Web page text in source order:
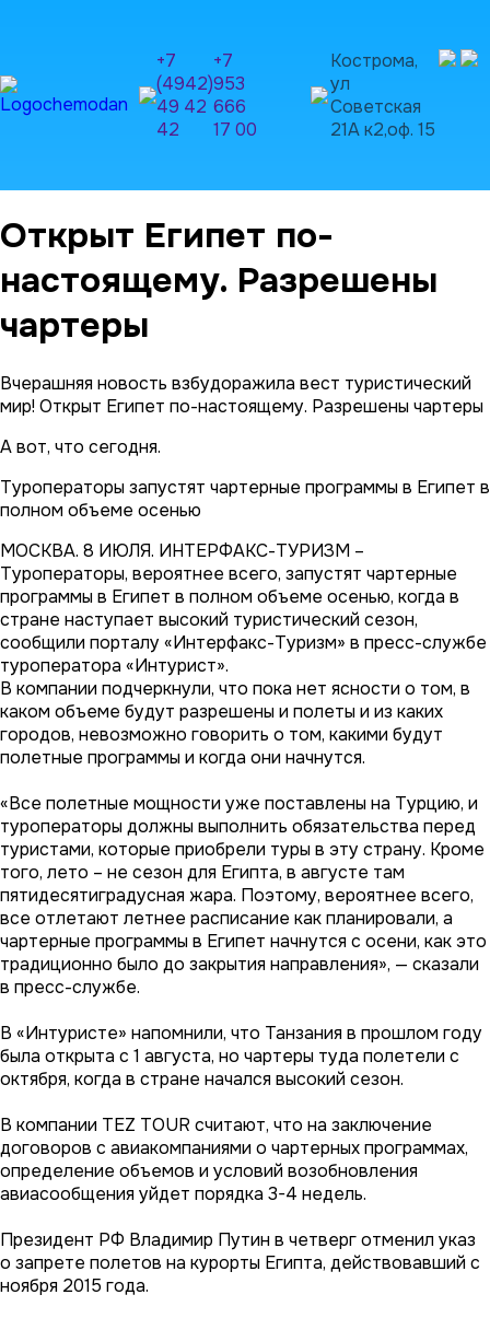
+7
(4942)
49 42
42
+7
953
666
17 00
Кострома,
ул
Советская
21А к2,оф. 15
Открыт Египет по-
настоящему. Разрешены
чартеры
Вчерашняя новость взбудоражила вест туристический
мир! Открыт Египет по-настоящему. Разрешены чартеры
А вот, что сегодня.
Туроператоры запустят чартерные программы в Египет в
полном объеме осенью
МОСКВА. 8 ИЮЛЯ. ИНТЕРФАКС-ТУРИЗМ –
Туроператоры, вероятнее всего, запустят чартерные
программы в Египет в полном объеме осенью, когда в
стране наступает высокий туристический сезон,
сообщили порталу «Интерфакс-Туризм» в пресс-службе
туроператора «Интурист».
В компании подчеркнули, что пока нет ясности о том, в
каком объеме будут разрешены и полеты и из каких
городов, невозможно говорить о том, какими будут
полетные программы и когда они начнутся.
«Все полетные мощности уже поставлены на Турцию, и
туроператоры должны выполнить обязательства перед
туристами, которые приобрели туры в эту страну. Кроме
того, лето – не сезон для Египта, в августе там
пятидесятиградусная жара. Поэтому, вероятнее всего,
все отлетают летнее расписание как планировали, а
чартерные программы в Египет начнутся с осени, как это
традиционно было до закрытия направления», — сказали
в пресс-службе.
В «Интуристе» напомнили, что Танзания в прошлом году
была открыта с 1 августа, но чартеры туда полетели с
октября, когда в стране начался высокий сезон.
В компании TEZ TOUR считают, что на заключение
договоров с авиакомпаниями о чартерных программах,
определение объемов и условий возобновления
авиасообщения уйдет порядка 3-4 недель.
Президент РФ Владимир Путин в четверг отменил указ
о запрете полетов на курорты Египта, действовавший с
ноября 2015 года.